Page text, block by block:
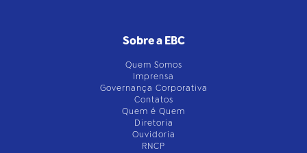
Sobre a EBC
Quem Somos
Imprensa
Governança Corporativa
Contatos
Quem é Quem
Diretoria
Ouvidoria
RNCP